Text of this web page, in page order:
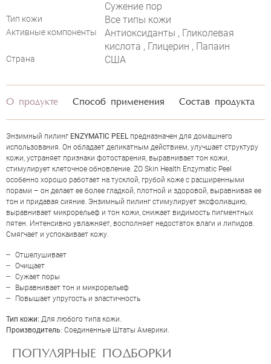
Сужение пор
Тип кожи Все типы кожи
Активные компоненты
Антиоксиданты , Гликолевая
кислота , Глицерин , Папаин
Страна США
Отправить
О продукте Способ применения Состав продукта
Энзимный пилинг ENZYMATIC PEELпредназначен для домашнего
использования. Он обладает деликатным действием, улучшает структуру
кожи, устраняет признаки фотостарения, выравнивает тон кожи,
стимулирует клеточное обновление. ZO Skin Health Enzymatic Peel
особенно хорошо работает на тусклой, грубой коже с расширенными
порами – он делает ее более гладкой, плотной и здоровой, выравнивая ее
тон и придавая сияние. Энзимный пилинг стимулирует эксфолиацию,
выравнивает микрорельеф и тон кожи, снижает видимость пигментных
пятен. Интенсивно увлажняет, восполняет недостаток влаги и липидов.
Смягчает и успокаивает кожу.
Отшелушивает
Очищает
Сужает поры
Выравнивает тон и микрорельеф
Повышает упругость и эластичность
Тип кожи: Для любого типа кожи.
Производитель: Соединенные Штаты Америки.
ПОПУЛЯРНЫЕ ПОДБОРКИ